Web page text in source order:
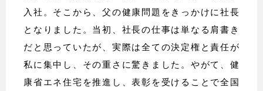
入社。そこから、父の健康問題をきっかけに社長
となりました。当初、社長の仕事は単なる肩書き
だと思っていたが、実際は全ての決定権と責任が
私に集中し、その重さに驚きました。やがて、健
康省エネ住宅を推進し、表彰を受けることで全国